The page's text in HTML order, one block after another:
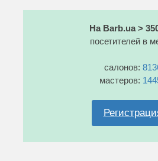
На Barb.ua >
посетителей в
салонов:
мастеров: